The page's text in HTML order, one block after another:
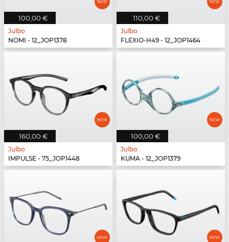
100,00 €
Julbo
NOMI - 12_JOP1378
110,00 €
Julbo
FLEXIO-H49 - 12_JOP1464
160,00 €
Julbo
IMPULSE - 75_JOP1448
100,00 €
Julbo
KUMA - 12_JOP1379